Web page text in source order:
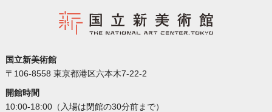
国立新美術館
〒106-8558 東京都港区六本木7-22-2
開館時間
10:00-18:00（入場は閉館の30分前まで）